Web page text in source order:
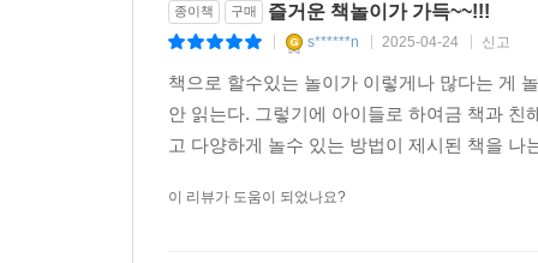
종이책 구매 즐거운 책놀이가 가득~~!!!
s******n 2025-04-24 신고
책으로 할수있는 놀이가 이렇게나 많다는 게
안 읽는다. 그렇기에 아이들로 하여금 책과
고 다양하게 놀수 있는 방법이 제시된 책을
이 리뷰가 도움이 되었나요?